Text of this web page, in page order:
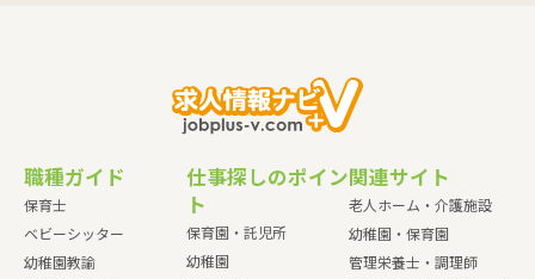
職種ガイド
保育士
ベビーシッター
幼稚園教諭
仕事探しのポイン
ト
保育園・託児所
幼稚園
関連サイト
老人ホーム・介護施設
幼稚園・保育園
管理栄養士・調理師